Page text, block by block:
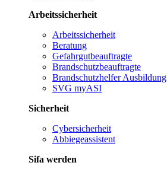
Arbeitssicherheit
Arbeitssicherheit
Beratung
Gefahrgutbeauftragte
Brandschutzbeauftragte
Brandschutzhelfer Ausbildung
SVG myASI
Sicherheit
Cybersicherheit
Abbiegeassistent
Sifa werden